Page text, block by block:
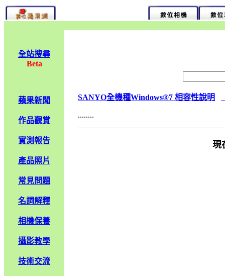
全站搜尋
Beta
蘋果新聞
作品觀賞
實測報告
產品照片
常見問題
名詞解釋
相機保養
攝影教學
技術交流
SANYO全機種Windows®7 相容性說明
........
現